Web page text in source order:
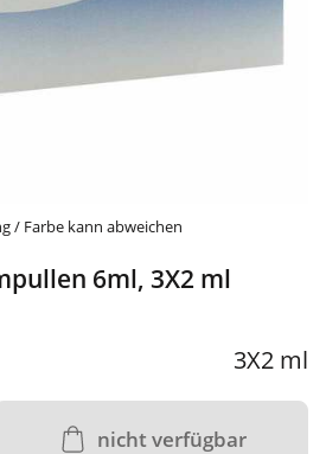
/ Farbe kann abweichen
6ml, 3X2 ml
3X2 ml
nicht verfügbar